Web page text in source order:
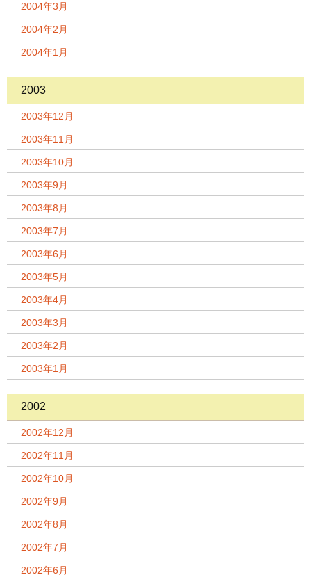
2004年3月
2004年2月
2004年1月
2003
2003年12月
2003年11月
2003年10月
2003年9月
2003年8月
2003年7月
2003年6月
2003年5月
2003年4月
2003年3月
2003年2月
2003年1月
2002
2002年12月
2002年11月
2002年10月
2002年9月
2002年8月
2002年7月
2002年6月